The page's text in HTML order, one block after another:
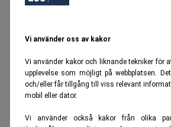
Vi använder oss av kakor
Vi använder kakor och liknande tekniker för
upplevelse som möjligt på webbplatsen.
och/eller får tillgång till viss relevant
mobil eller dator.
Vi använder också kakor från olika